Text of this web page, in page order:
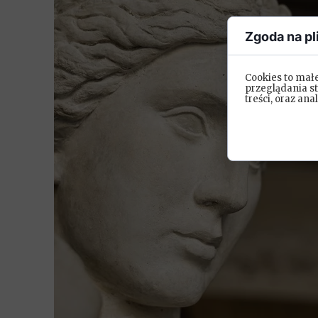
Zgoda na
Cookies to
przeglądania
treści, oraz